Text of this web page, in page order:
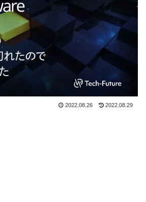
2022.08.26 2022.08.29